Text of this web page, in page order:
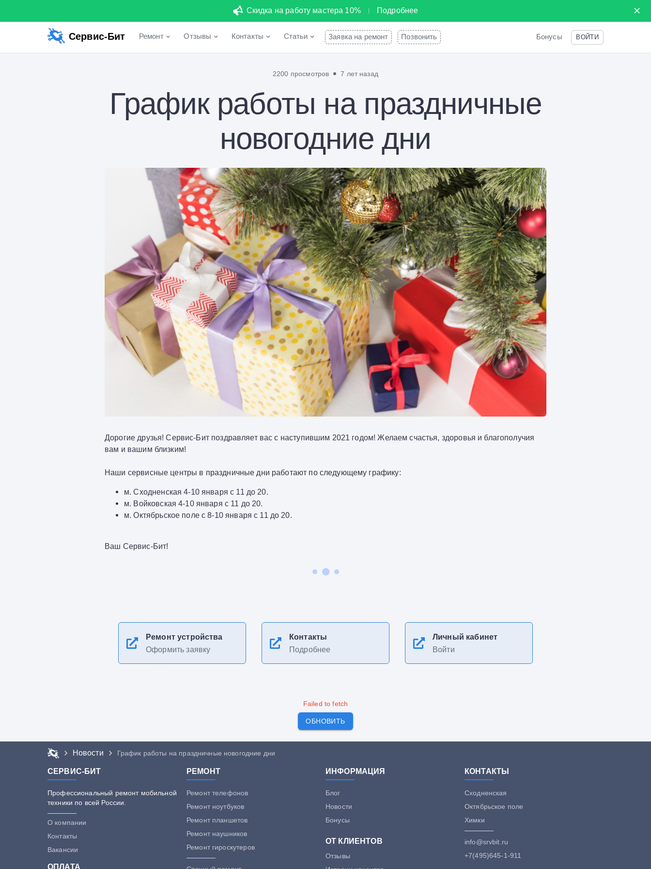
Скидка на работу мастера 10% Подробнее
Сервис-Бит Ремонт Отзывы Контакты Статьи Заявка на ремонт Позвонить Бонусы ВОЙТИ
2200 просмотров 7 лет назад
График работы на праздничные
новогодние дни
Дорогие друзья! Сервис-Бит поздравляет вас с наступившим 2021 годом! Желаем счастья, здоровья и благополучия
вам и вашим близким!
Наши сервисные центры в праздничные дни работают по следующему графику:
м. Сходненская 4-10 января с 11 до 20.
м. Войковская 4-10 января с 11 до 20.
м. Октябрьское поле с 8-10 января с 11 до 20.
Ваш Сервис-Бит!‌
Ремонт устройства
Оформить заявку
Контакты
Подробнее
Личный кабинет
Войти
Failed to fetch
ОБНОВИТЬ
Новости График работы на праздничные новогодние дни
СЕРВИС-БИТ
Профессиональный ремонт мобильной
техники по всей России.
О компании
Контакты
Вакансии
ОПЛАТА
РЕМОНТ
Ремонт телефонов
Ремонт ноутбуков
Ремонт планшетов
Ремонт наушников
Ремонт гироскутеров
ИНФОРМАЦИЯ
Блог
Новости
Бонусы
ОТ КЛИЕНТОВ
Отзывы
КОНТАКТЫ
Сходненская
Октябрьское поле
Химки
info@srvbit.ru
+7(495)645-1-911